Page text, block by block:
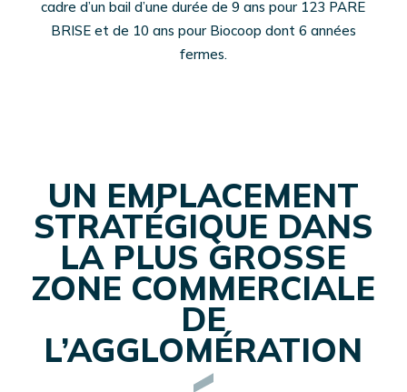
cadre d’un bail d’une durée de 9 ans pour 123 PARE
BRISE et de 10 ans pour Biocoop dont 6 années
fermes.
UN EMPLACEMENT
STRATÉGIQUE DANS
LA PLUS GROSSE
ZONE COMMERCIALE
DE
L’AGGLOMÉRATION